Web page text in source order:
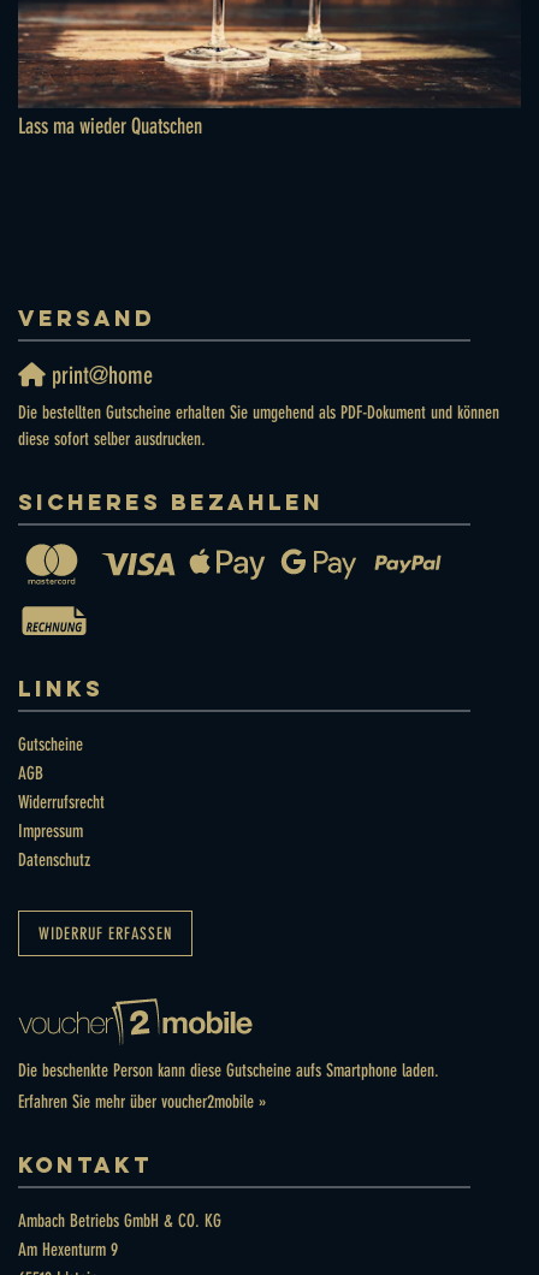
Lass ma wieder Quatschen
VERSAND
print@home
Die bestellten Gutscheine erhalten Sie umgehend als PDF-Dokument und können
diese sofort selber ausdrucken.
SICHERES BEZAHLEN
LINKS
Gutscheine
AGB
Widerrufsrecht
Impressum
Datenschutz
WIDERRUF ERFASSEN
Die beschenkte Person kann diese Gutscheine aufs Smartphone laden.
Erfahren Sie mehr über voucher2mobile »
KONTAKT
Ambach Betriebs GmbH & CO. KG
Am Hexenturm 9